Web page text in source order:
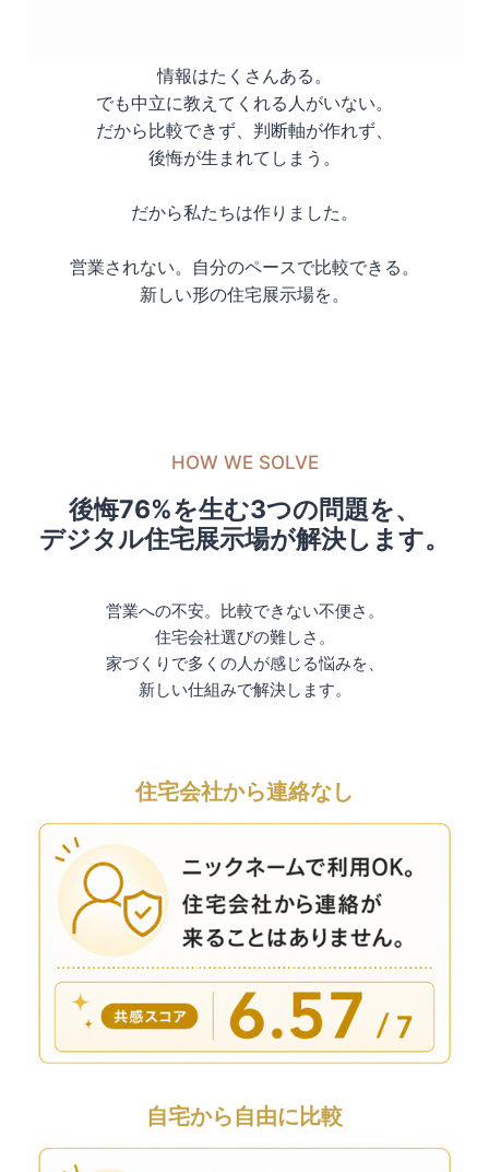
情報はたくさんある。
でも中立に教えてくれる人がいない。
だから比較できず、判断軸が作れず、
後悔が生まれてしまう。
だから私たちは作りました。
営業されない。自分のペースで比較できる。
新しい形の住宅展示場を。
HOW WE SOLVE
後悔76%を生む3つの問題を、
デジタル住宅展示場が解決します。
営業への不安。比較できない不便さ。
住宅会社選びの難しさ。
家づくりで多くの人が感じる悩みを、
新しい仕組みで解決します。
住宅会社から連絡なし
自宅から自由に比較